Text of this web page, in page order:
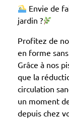
s
c
i
n
e
s
&
F
Envie de
jardin ?
Profitez de
en forme
Grâce à nos
que la
circulation
un moment
depuis chez